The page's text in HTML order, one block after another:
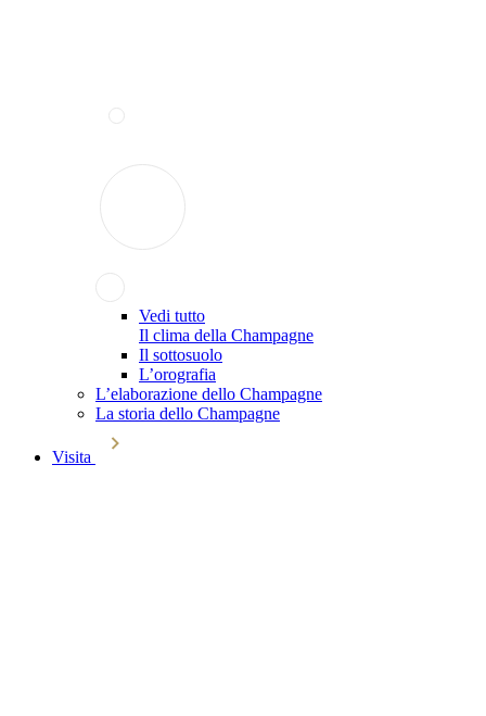
Vedi tutto
Il clima della Champagne
Il sottosuolo
L’orografia
L’elaborazione dello Champagne
La storia dello Champagne
Visita